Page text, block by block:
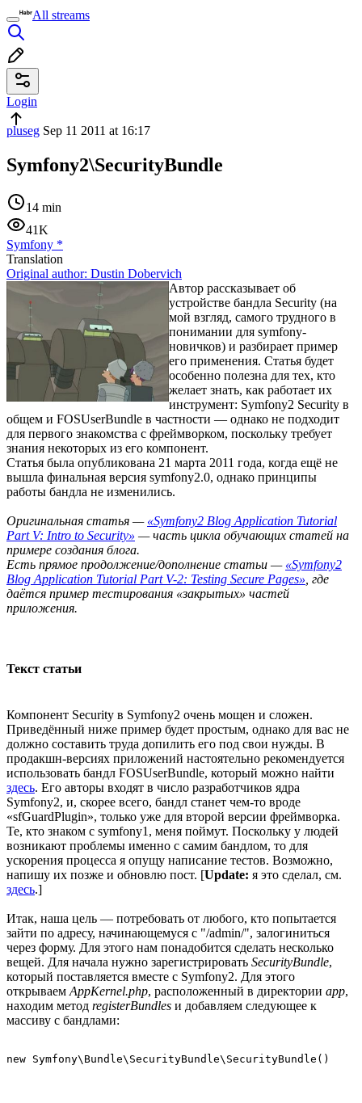
All streams
Login
pluseg Sep 11 2011 at 16:17
Symfony2\SecurityBundle
14 min
41K
Symfony *
Translation
Original author: Dustin Dobervich
Автор рассказывает об
устройстве бандла Security (на
мой взгляд, самого трудного в
понимании для symfony-
новичков) и разбирает пример
его применения. Статья будет
особенно полезна для тех, кто
желает знать, как работает их
инструмент: Symfony2 Security в
общем и FOSUserBundle в частности — однако не подходит
для первого знакомства с фреймворком, поскольку требует
знания некоторых из его компонент.
Статья была опубликована 21 марта 2011 года, когда ещё не
вышла финальная версия symfony2.0, однако принципы
работы бандла не изменились.
Оригинальная статья — «Symfony2 Blog Application Tutorial
Part V: Intro to Security» — часть цикла обучающих статей на
примере создания блога.
Есть прямое продолжение/дополнение статьи — «Symfony2
Blog Application Tutorial Part V-2: Testing Secure Pages» , где
даётся пример тестирования «закрытых» частей
приложения.
Текст статьи
Компонент Security в Symfony2 очень мощен и сложен.
Приведённый ниже пример будет простым, однако для вас не
должно составить труда допилить его под свои нужды. В
продакшн-версиях приложений настоятельно рекомендуется
использовать бандл FOSUserBundle, который можно найти
здесь. Его авторы входят в число разработчиков ядра
Symfony2, и, скорее всего, бандл станет чем-то вроде
«sfGuardPlugin», только уже для второй версии фреймворка.
Те, кто знаком с symfony1, меня поймут. Поскольку у людей
возникают проблемы именно с самим бандлом, то для
ускорения процесса я опущу написание тестов. Возможно,
напишу их позже и обновлю пост. [Update: я это сделал, см.
здесь.]
Итак, наша цель — потребовать от любого, кто попытается
зайти по адресу, начинающемуся с "/admin/", залогиниться
через форму. Для этого нам понадобится сделать несколько
вещей. Для начала нужно зарегистрировать SecurityBundle,
который поставляется вместе с Symfony2. Для этого
открываем AppKernel.php, расположенный в директории app,
находим метод registerBundles и добавляем следующее к
массиву с бандлами:
new Symfony\Bundle\SecurityBundle\SecurityBundle()